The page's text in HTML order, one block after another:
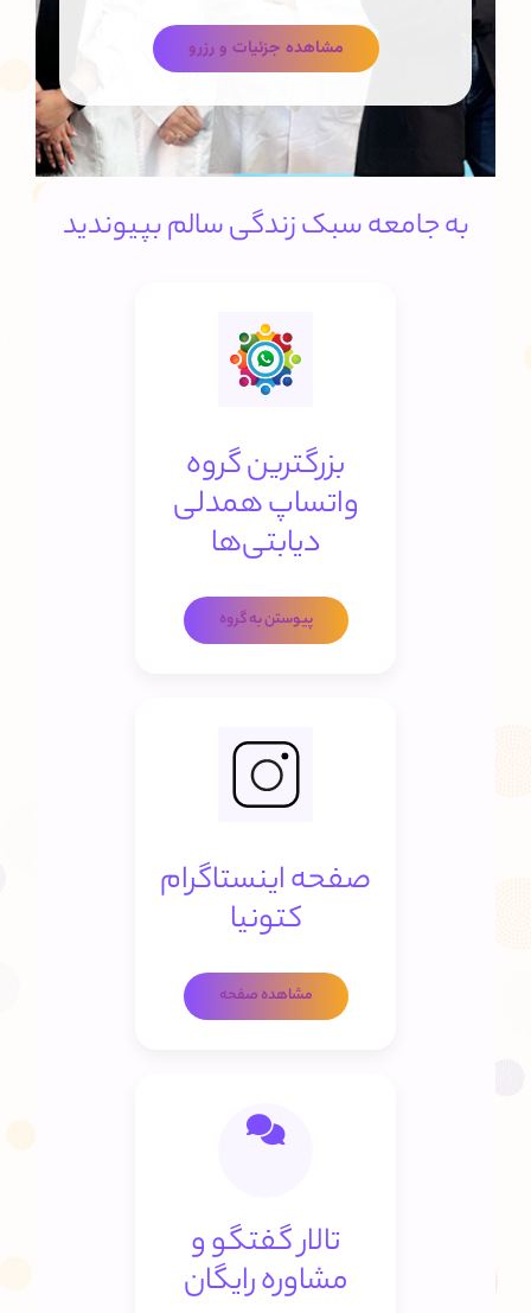
مشاهده جزئیات و رزرو
به جامعه سبک زندگی سالم بپیوندید
بزرگترین گروه
واتساپ همدلی
دیابتی‌ها
پیوستن به گروه
صفحه اینستاگرام
کتونیا
مشاهده صفحه
تالار گفتگو و
مشاوره رایگان